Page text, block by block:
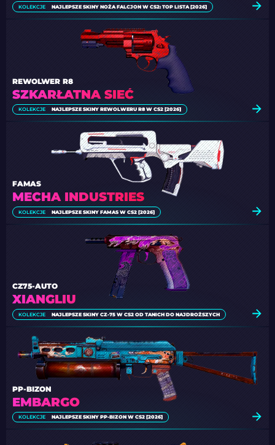
KOLEKCJE NAJLEPSZE SKINY NOŻA FALCJON W CS2: TOP LISTA [2026]
SZKARŁATNA SIEĆ
REWOLWER R8
KOLEKCJE NAJLEPSZE SKINY REWOLWERU R8 W CS2 [2026]
MECHA INDUSTRIES
FAMAS
KOLEKCJE NAJLEPSZE SKINY FAMAS W CS2 [2026]
XIANGLIU
CZ75-AUTO
KOLEKCJE NAJLEPSZE SKINY CZ-75 W CS2 OD TANICH DO NAJDROŻSZYCH
EMBARGO
PP-BIZON
KOLEKCJE NAJLEPSZE SKINY PP-BIZON W CS2 [2026]